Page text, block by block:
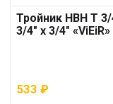
Тройник НВН T 3/
3/4″ х 3/4″ «ViEiR»
533 ₽